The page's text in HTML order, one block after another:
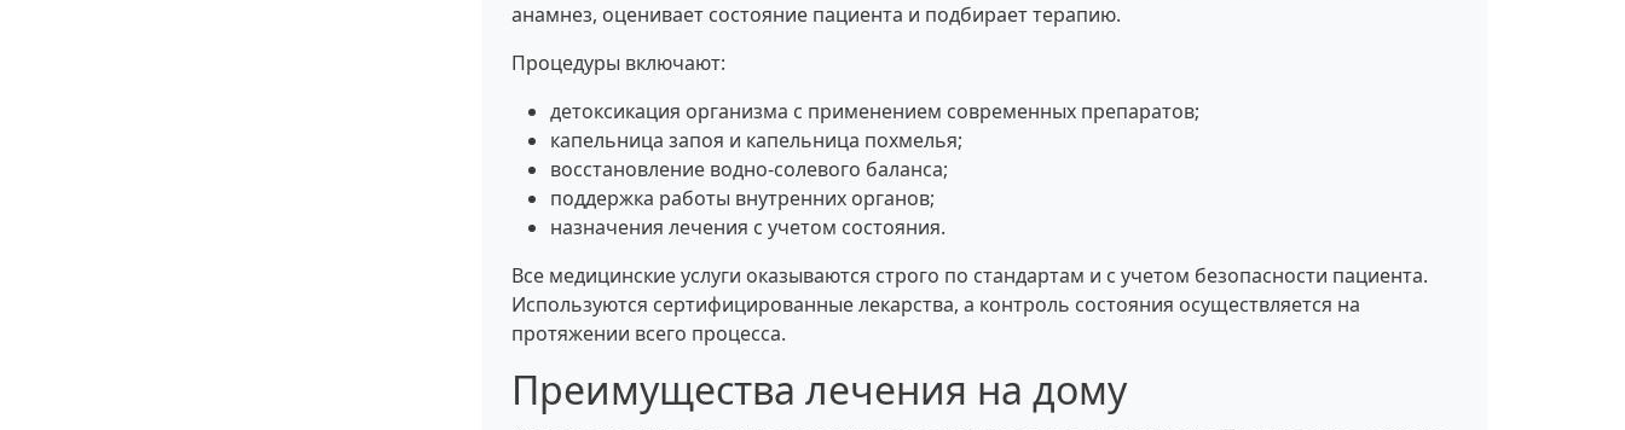
анамнез, оценивает состояние пациента и подбирает терапию.
Процедуры включают:
детоксикация организма с применением современных препаратов;
капельница запоя и капельница похмелья;
восстановление водно-солевого баланса;
поддержка работы внутренних органов;
назначения лечения с учетом состояния.
Все медицинские услуги оказываются строго по стандартам и с учетом безопасности пациента.
Используются сертифицированные лекарства, а контроль состояния осуществляется на
протяжении всего процесса.
Преимущества лечения на дому